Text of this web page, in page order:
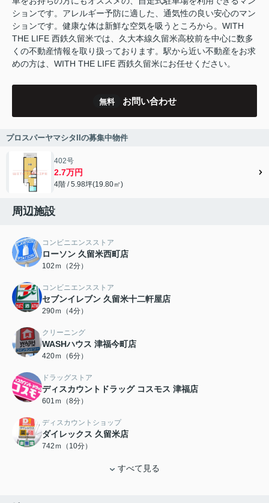
ションです。アレルギー予防に適した、通気性の良い安心のマン
ションです。健康な体は新鮮な空気を吸うところから。WITH
THE LIFE 西鉄久留米では、久大本線久留米高校前を中心に数多
くの不動産情報を取り扱っております。駅から近い不動産をお求
めの方は、WITH THE LIFE 西鉄久留米にお任せください。
無料 お問い合わせ
プロスパーヤマシタIIの募集中物件
402号
2.7万円
4階 / 5.98坪(19.80㎡)
周辺施設
コンビニエンスストア
ローソン 久留米西町店
102ｍ（2分）
コンビニエンスストア
セブンイレブン 久留米十二軒屋店
290ｍ（4分）
クリーニング
WASHハウス 津福今町店
420ｍ（6分）
ドラッグストア
ディスカウントドラッグ コスモス 津福店
601ｍ（8分）
ディスカウントショップ
ダイレックス 久留米店
742ｍ（10分）
すべて見る